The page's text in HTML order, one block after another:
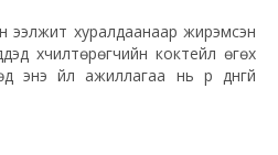
ээлжит хуралдаанаар жирэмсэн
хүчилтөрөгчийн коктейл өгөх
энэ үйл ажиллагаа нь үр дүнгүй